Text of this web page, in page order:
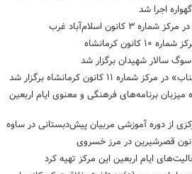
اجرا شد
کانون اسلام‌آباد غرب
کرمانشاه
سوگ سالار شهیدان برگزار شد
۱۱ کانون کرمانشاه برگزار شد
کرمانشاه میزبان برنامه‌های فرهنگی و معنوی ایام اربعین
از دوره آموزشی مربیان پیش‌دبستانی در ساوه
قصرشیرین در مرز خسروی
ایام اربعین این مرکز تهیه کرد